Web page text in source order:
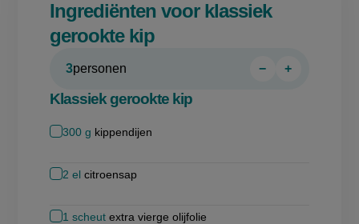
Ingrediënten voor klassiek
gerookte kip
3personen
Persoon
−
Persoon
+
Klassiek gerookte kip
300 g kippendijen
2 el citroensap
1 scheut extra vierge olijfolie